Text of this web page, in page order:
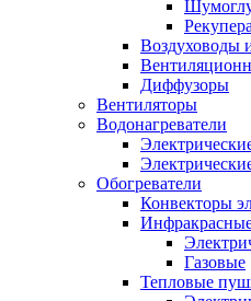
Воздуховоды
Диффузоры
Вентиляторы
Водонагреватели
Обогреватели
Конвекторы
Газовые
Тепловые